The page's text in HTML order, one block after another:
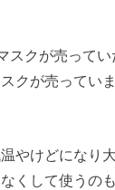
スクが売って
クが売ってい
やけどになり
くして使うのも